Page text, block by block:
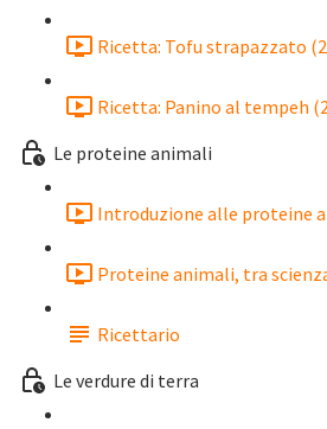
Ricetta: Tofu strapazzato
Ricetta: Panino al tempeh
Le proteine animali
Introduzione alle proteine
Proteine animali, tra
Ricettario
Le verdure di terra